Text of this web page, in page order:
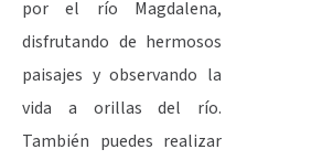
por el río Magdalena,
disfrutando de hermosos
paisajes y observando la
vida a orillas del río.
También puedes realizar